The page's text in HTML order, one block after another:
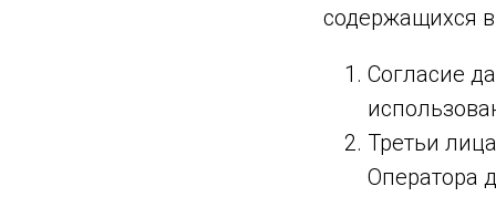
содержащихся
Согласие
Третьи
Оператора